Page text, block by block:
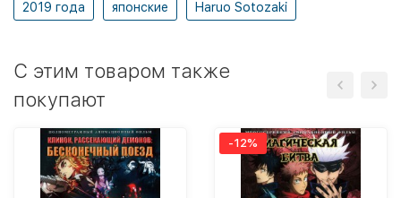
2019 года японские Haruo Sotozaki
C этим товаром также
покупают
-12%